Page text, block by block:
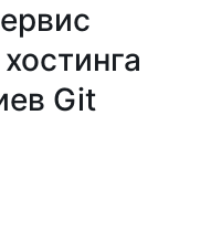
Git